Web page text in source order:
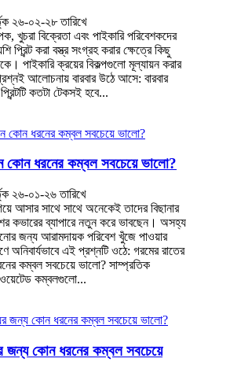
২৬-০২-২৮ তারিখে
খুচরা বিক্রেতা এবং পাইকারি পরিবেশকদের
প্রিন্ট করা বস্ত্র সংগ্রহ করার ক্ষেত্রে কিছু
পাইকারি ক্রয়ের বিকল্পগুলো মূল্যায়ন করার
আলোচনায় বারবার উঠে আসে: বারবার
কতটা টেকসই হবে...
কোন ধরনের কম্বল সবচেয়ে ভালো?
২৬-০১-২৬ তারিখে
আসার সাথে সাথে অনেকেই তাদের বিছানার
কভারের ব্যাপারে নতুন করে ভাবছেন। অসহ্য
জন্য আরামদায়ক পরিবেশ খুঁজে পাওয়ার
অনিবার্যভাবে এই প্রশ্নটি ওঠে: গরমের রাতের
কম্বল সবচেয়ে ভালো? সাম্প্রতিক
কম্বলগুলো...
জন্য কোন ধরনের কম্বল সবচেয়ে